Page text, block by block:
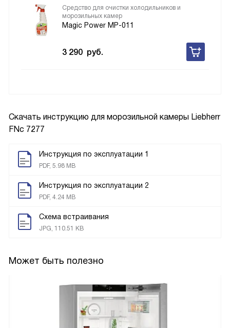
Скачать инструкцию для морозильной камеры Liebherr
FNc 7277
Инструкция по эксплуатации 1
PDF, 5.98 MB
Инструкция по эксплуатации 2
PDF, 4.24 MB
Схема встраивания
JPG, 110.51 KB
Может быть полезно
Средство для очистки холодильников и
морозильных камер
Magic Power MP-011
3 290 руб.